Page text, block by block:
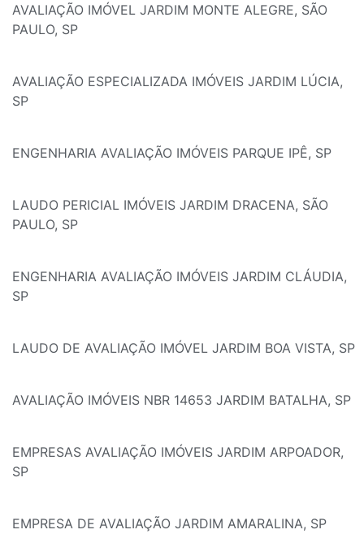
AVALIAÇÃO IMÓVEL JARDIM MONTE ALEGRE, SÃO
PAULO, SP
AVALIAÇÃO ESPECIALIZADA IMÓVEIS JARDIM LÚCIA,
SP
ENGENHARIA AVALIAÇÃO IMÓVEIS PARQUE IPÊ, SP
LAUDO PERICIAL IMÓVEIS JARDIM DRACENA, SÃO
PAULO, SP
ENGENHARIA AVALIAÇÃO IMÓVEIS JARDIM CLÁUDIA,
SP
LAUDO DE AVALIAÇÃO IMÓVEL JARDIM BOA VISTA, SP
AVALIAÇÃO IMÓVEIS NBR 14653 JARDIM BATALHA, SP
EMPRESAS AVALIAÇÃO IMÓVEIS JARDIM ARPOADOR,
SP
EMPRESA DE AVALIAÇÃO JARDIM AMARALINA, SP